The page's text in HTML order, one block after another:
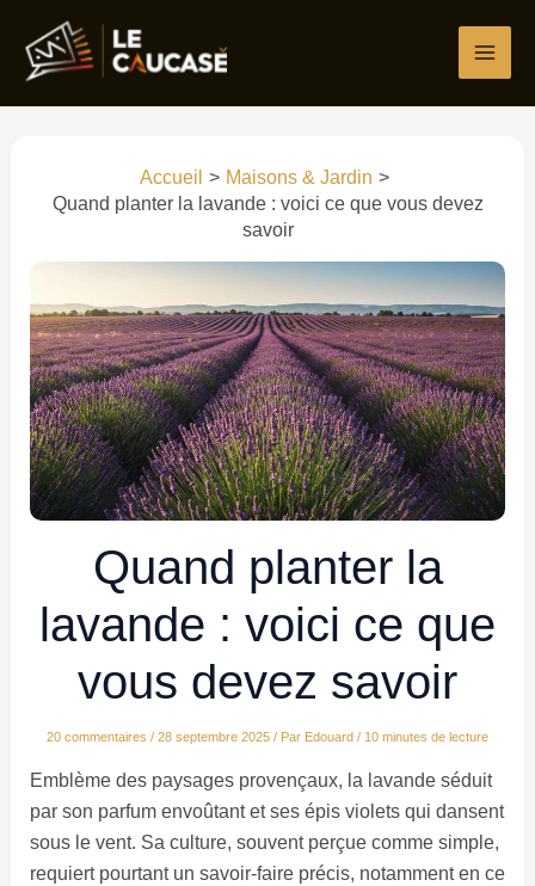
contenu
Accueil
Maisons & Jardin
Quand planter la lavande : voici ce que vous devez
savoir
Quand planter la
lavande : voici ce que
vous devez savoir
20 commentaires / 28 septembre 2025 / Par Edouard / 10 minutes de lecture
Emblème des paysages provençaux, la lavande séduit
par son parfum envoûtant et ses épis violets qui dansent
sous le vent. Sa culture, souvent perçue comme simple,
requiert pourtant un savoir-faire précis, notamment en ce
ici…
mail*